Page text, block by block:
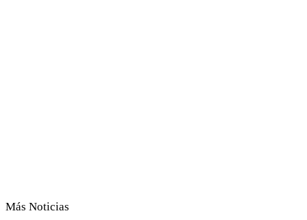
Más Noticias